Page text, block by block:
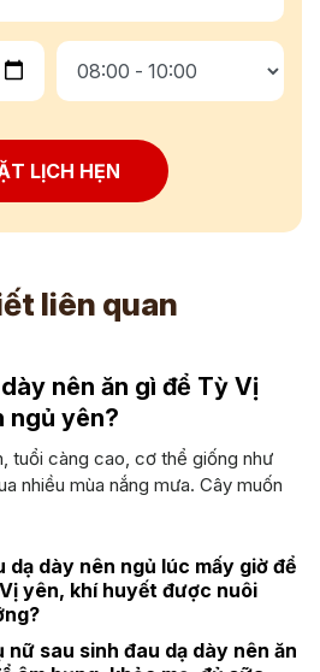
LỊCH HẸN
liên quan
nên ăn gì để Tỳ Vị
ngủ yên?
tuổi càng cao, cơ thể giống như
nhiều mùa nắng mưa. Cây muốn
dạ dày nên ngủ lúc mấy giờ để
yên, khí huyết được nuôi
nữ sau sinh đau dạ dày nên ăn